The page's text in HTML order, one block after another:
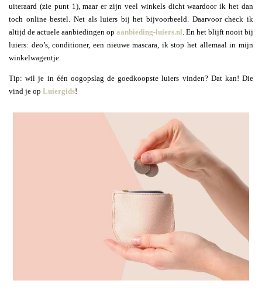
uiteraard (zie punt 1), maar er zijn veel winkels dicht waardoor ik het dan
toch online bestel. Net als luiers bij het bijvoorbeeld. Daarvoor check ik
altijd de actuele aanbiedingen op aanbieding-luiers.nl. En het blijft nooit bij
luiers: deo’s, conditioner, een nieuwe mascara, ik stop het allemaal in mijn
winkelwagentje.
Tip: wil je in één oogopslag de goedkoopste luiers vinden? Dat kan! Die
vind je op Luiergids!